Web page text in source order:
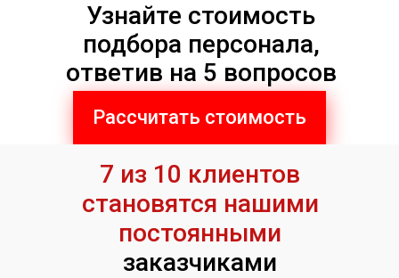
Узнайте стоимость
подбора персонала,
ответив на 5 вопросов
Рассчитать стоимость
7 из 10 клиентов
становятся нашими
постоянными
заказчиками